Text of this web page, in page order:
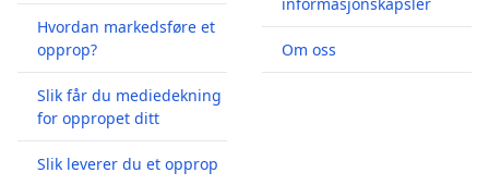
Hvordan markedsføre et
opprop?
Slik får du mediedekning
for oppropet ditt
Slik leverer du et opprop
Om oss